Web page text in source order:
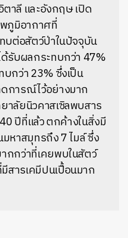
ตาลี และอังกฤษ เปิด
ภูมิอากาศที่
บต่อสัตว์ป่าในปัจจุบัน
รับผลกระทบกว่า 47%
กว่า 23% ซึ่งเป็น
การณ์ไว้อย่างมาก
ลัยนิวคาสเซิลพบสาร
ปีที่แล้ว ตกค้างในสิ่งมี
หาสมุทรถึง 7 ไมล์ ซึ่ง
กกว่าที่เคยพบในสัตว์
สารเคมีปนเปื้อนมาก